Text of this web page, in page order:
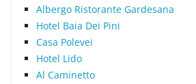
Albergo Ristorante Gardesana
Hotel Baia Dei Pini
Casa Polevei
Hotel Lido
Al Caminetto